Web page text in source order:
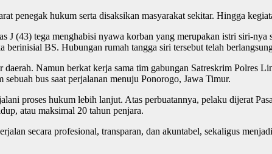
penegak hukum serta disaksikan masyarakat sekitar. Hingga
J (43) tega menghabisi nyawa korban yang merupakan istri siri-
BS. Hubungan rumah tangga siri tersebut telah
Namun berkat kerja sama tim gabungan Satreskrim Polres
bus saat perjalanan menuju Ponorogo, Jawa Timur.
proses hukum lebih lanjut. Atas perbuatannya, pelaku dijerat
atau maksimal 20 tahun penjara.
secara profesional, transparan, dan akuntabel, sekaligus